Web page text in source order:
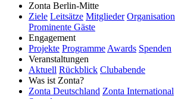
Zonta Berlin-Mitte
Ziele Leitsätze Mitglieder Organisation
Prominente Gäste
Engagement
Projekte Programme Awards Spenden
Veranstaltungen
Aktuell Rückblick Clubabende
Was ist Zonta?
Zonta Deutschland Zonta International